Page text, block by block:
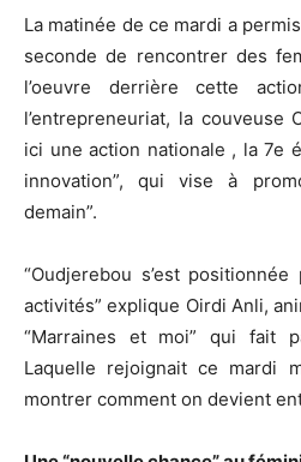
La matinée de ce mardi a
seconde de rencontrer des
l’oeuvre derrière cette
l’entrepreneuriat, la couveuse
ici une action nationale , la 7e
innovation”, qui vise à
demain”.
“Oudjerebou s’est
activités” explique Oirdi Anli,
“Marraines et moi” qui fait
Laquelle rejoignait ce mardi
montrer comment on devient